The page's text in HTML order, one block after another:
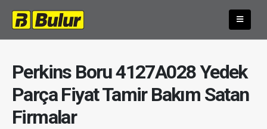
Perkins Boru 4127A028 Yedek
Parça Fiyat Tamir Bakım Satan
Firmalar